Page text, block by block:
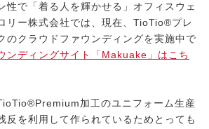
性で「着る人を輝かせる」オフィスウェ
リー株式会社では、現在、TioTio®プレ
のクラウドファウンディングを実施中で
ンディングサイト「Makuake」はこち
加工のユニフォーム生産
反を利用して作られているためとっても